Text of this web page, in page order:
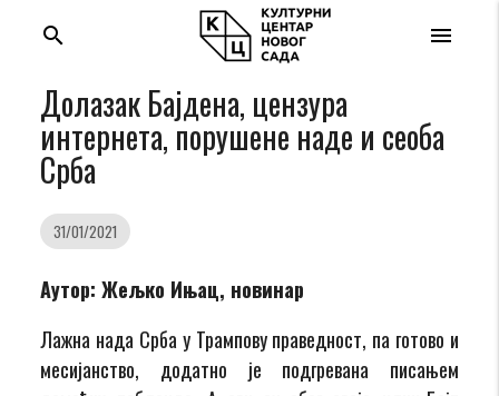
menu
search
Долазак Бајдена, цензура
интернета, порушене наде и сеоба
Срба
31/01/2021
Аутор: Жељко Ињац, новинар
Лажна нада Срба у Трампову праведност, па готово и
месијанство, додатно је подгревана писањем